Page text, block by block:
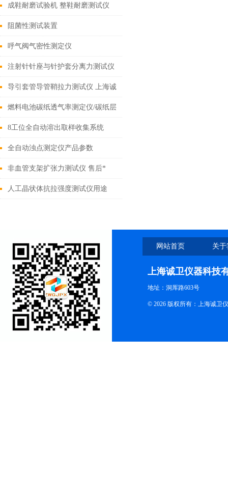
成鞋耐磨试验机 整鞋耐磨测试仪
阻菌性测试装置
呼气阀气密性测定仪
注射针针座与针护套分离力测试仪
提供检测方案
导引套管导管鞘拉力测试仪 上海诚
卫 产品资料
燃料电池碳纸透气率测定仪/碳纸层
材料透气性测试仪--垂直方向
8工位全自动溶出取样收集系统
全自动浊点测定仪产品参数
非血管支架扩张力测试仪 售后*
人工晶状体抗拉强度测试仪用途
网站首页 关
上海诚卫仪器科技
地址：洞厍路603号
© 2026 版权所有：上海诚卫